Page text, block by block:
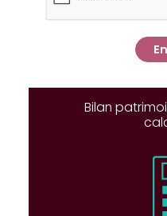
Bilan